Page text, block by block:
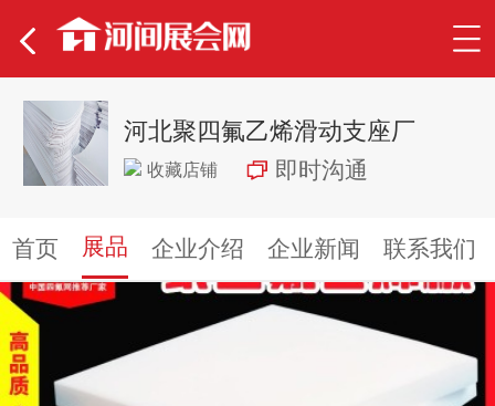
河北聚四氟乙烯滑动支座厂
收藏店铺 即时沟通
首页 展品 企业介绍 企业新闻 联系我们